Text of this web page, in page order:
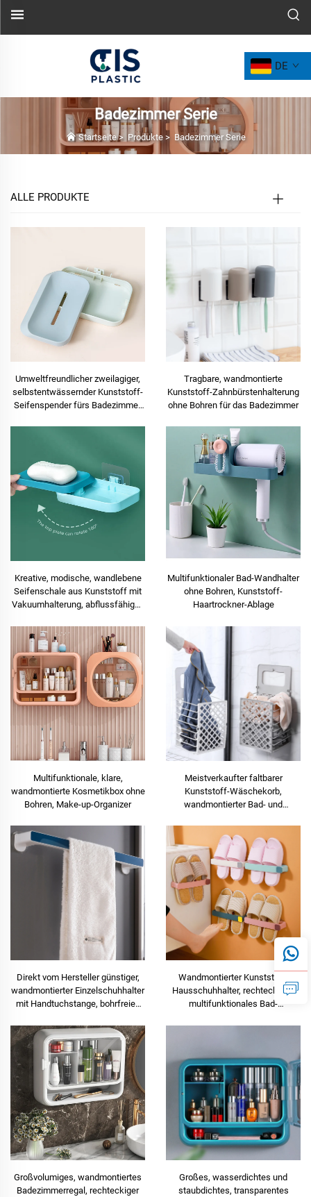
DE
Badezimmer Serie
Startseite> Produkte> Badezimmer Serie
ALLE PRODUKTE
Umweltfreundlicher zweilagiger,
selbstentwässernder Kunststoff-
Seifenspender fürs Badezimmer,
Tragbare, wandmontierte
Kunststoff-Zahnbürstenhalterung
ohne Bohren für das Badezimmer
Kreative, modische, wandlebene
Seifenschale aus Kunststoff mit
Vakuumhalterung, abflussfähiges
Multifunktionaler Bad-Wandhalter
ohne Bohren, Kunststoff-
Haartrockner-Ablage
Multifunktionale, klare,
wandmontierte Kosmetikbox ohne
Bohren, Make-up-Organizer
Meistverkaufter faltbarer
Kunststoff-Wäschekorb,
wandmontierter Bad- und
Direkt vom Hersteller günstiger,
wandmontierter Einzelschuhhalter
mit Handtuchstange, bohrfreies
Aufbewahrung
Wandmontierter Kunststoff-
Hausschuhhalter, rechteckiges
multifunktionales Bad-
Großvolumiges, wandmontiertes
Badezimmerregal, rechteckiger
Großes, wasserdichtes und
staubdichtes, transparentes